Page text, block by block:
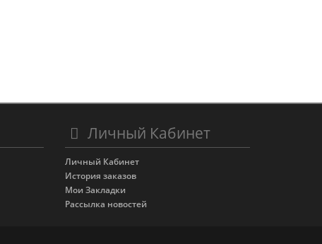
Личный Кабинет
Личный Кабинет
История заказов
Мои Закладки
Рассылка новостей